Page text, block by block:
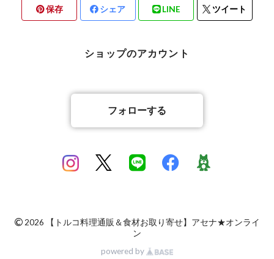
保存 シェア LINE ツイート
ショップのアカウント
フォローする
© 2026 【トルコ料理通販＆食材お取り寄せ】アセナ★オンライ
ン
powered by